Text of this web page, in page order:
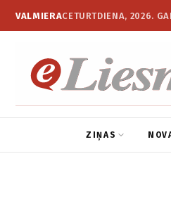
VALMIERACETURTDIENA, 2026.
ZIŅAS